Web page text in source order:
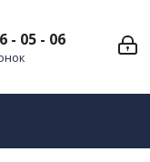
- 05 - 06